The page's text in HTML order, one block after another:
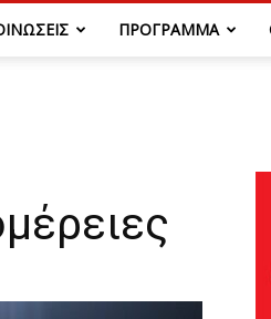
ΠΡΟΓΡΑΜΜΑ